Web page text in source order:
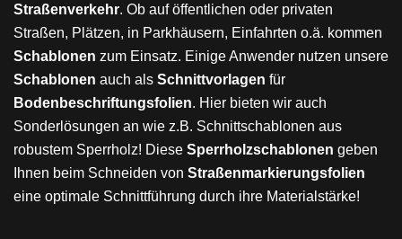
Straßenverkehr. Ob auf öffentlichen oder privaten
Straßen, Plätzen, in Parkhäusern, Einfahrten o.ä. kommen
Schablonen zum Einsatz. Einige Anwender nutzen unsere
Schablonen auch als Schnittvorlagen für
Bodenbeschriftungsfolien. Hier bieten wir auch
Sonderlösungen an wie z.B. Schnittschablonen aus
robustem Sperrholz! Diese Sperrholzschablonen geben
Ihnen beim Schneiden von Straßenmarkierungsfolien
eine optimale Schnittführung durch ihre Materialstärke!